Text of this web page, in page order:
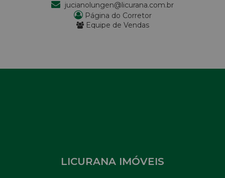
jucianolungen@licurana.com.br
Página do Corretor
Equipe de Vendas
LICURANA IMÓVEIS